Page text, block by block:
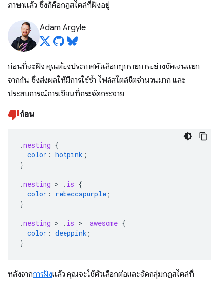
ภาษาแล้ว ซึ่งก็คือกฎสไตล์ที่ฝังอยู่
Adam Argyle
ก่อนที่จะฝัง คุณต้องประกาศตัวเลือกทุกรายการอย่างชัดเจนแยก
จากกัน ซึ่งส่งผลให้มีการใช้ซ้ำ ไฟล์สไตล์ชีตจำนวนมาก และ
ประสบการณ์การเขียนที่กระจัดกระจาย
ก่อน
.nesting {
color : hotpink ;
}
.nesting > . is {
color : rebeccapurple ;
}
.nesting > . is > .awesome {
color : deeppink ;
}
หลังจากการฝังแล้ว คุณจะใช้ตัวเลือกต่อและจัดกลุ่มกฎสไตล์ที่